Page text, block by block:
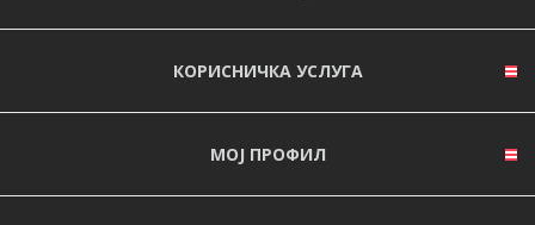
КОРИСНИЧКА УСЛУГА
МОЈ ПРОФИЛ